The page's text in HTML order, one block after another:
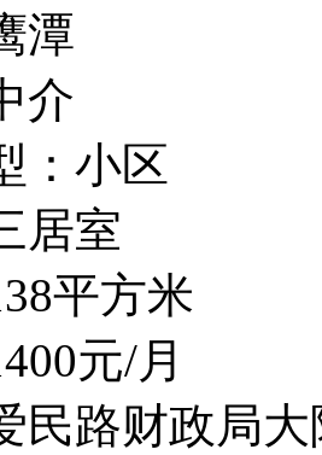
潭
介
： 小区
居室
平方米
元/月
民路财政局大